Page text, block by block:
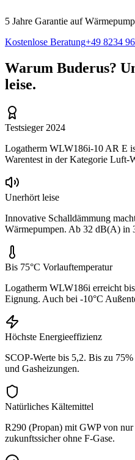
5 Jahre Garantie auf
Kostenlose Beratung+49 8234
Warum Buderus?
leise.
Testsieger 2024
Logatherm WLW186i-10 AR E
Warentest in der Kategorie Luft-
Unerhört leise
Innovative Schalldämmung
Wärmepumpen. Ab 32 dB(A) in
Bis 75°C Vorlauftemperatur
Logatherm WLW186i erreicht
Eignung. Auch bei -10°C
Höchste Energieeffizienz
SCOP-Werte bis 5,2. Bis zu
und Gasheizungen.
Natürliches Kältemittel
R290 (Propan) mit GWP von
zukunftssicher ohne F-Gase.